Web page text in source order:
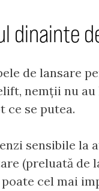
dinainte
de lansare
nemții nu
ce se putea.
sensibile la
(preluată de
cel mai